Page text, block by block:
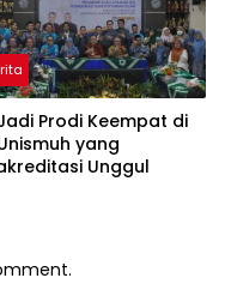
Prodi Keempat di
yang
Unggul